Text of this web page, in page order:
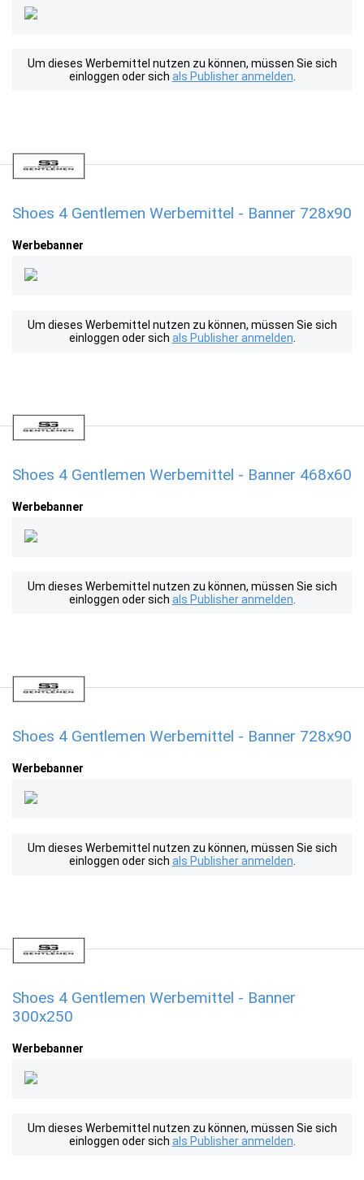
Um dieses Werbemittel nutzen zu können, müssen Sie sich
einloggen oder sich als Publisher anmelden
Shoes 4 Gentlemen Werbemittel - Banner 728x90
Werbebanner
Um dieses Werbemittel nutzen zu können, müssen Sie sich
einloggen oder sich als Publisher anmelden
Shoes 4 Gentlemen Werbemittel - Banner 468x60
Werbebanner
Um dieses Werbemittel nutzen zu können, müssen Sie sich
einloggen oder sich als Publisher anmelden
Shoes 4 Gentlemen Werbemittel - Banner 728x90
Werbebanner
Um dieses Werbemittel nutzen zu können, müssen Sie sich
einloggen oder sich als Publisher anmelden
Shoes 4 Gentlemen Werbemittel - Banner
300x250
Werbebanner
Um dieses Werbemittel nutzen zu können, müssen Sie sich
einloggen oder sich als Publisher anmelden